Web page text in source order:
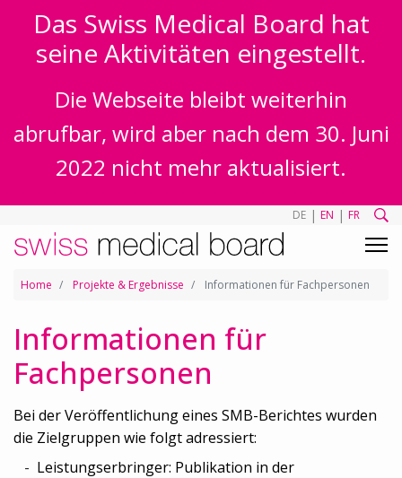
Das Swiss Medical Board hat
seine Aktivitäten eingestellt.
Die Webseite bleibt weiterhin
abrufbar, wird aber nach dem 30. Juni
2022 nicht mehr aktualisiert.
DE | EN | FR
Home Projekte & Ergebnisse Informationen für Fachpersonen
Informationen für
Fachpersonen
Bei der Veröffentlichung eines SMB-Berichtes wurden
die Zielgruppen wie folgt adressiert:
Leistungserbringer: Publikation in der